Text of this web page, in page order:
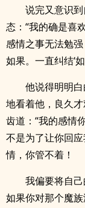
说完又意识
态：“我的确是喜
感情之事无法勉
如果。一直纠结‘
他说得明明
地看着他，良久
齿道：“我的感情
不是为了让你回
情，你管不着！
我偏要将自己
如果你对那个魔